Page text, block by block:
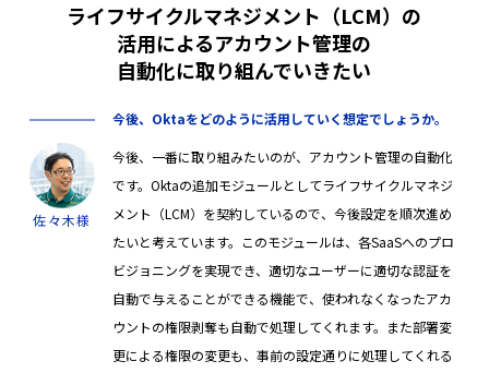
ライフサイクルマネジメント（LCM）の
活用によるアカウント管理の
自動化に取り組んでいきたい
今後、Oktaをどのように活用していく想定でしょうか。
佐々木様
今後、一番に取り組みたいのが、アカウント管理の自動化
です。Oktaの追加モジュールとしてライフサイクルマネジ
メント（LCM）を契約しているので、今後設定を順次進め
たいと考えています。このモジュールは、各SaaSへのプロ
ビジョニングを実現でき、適切なユーザーに適切な認証を
自動で与えることができる機能で、使われなくなったアカ
ウントの権限剥奪も自動で処理してくれます。また部署変
更による権限の変更も、事前の設定通りに処理してくれる